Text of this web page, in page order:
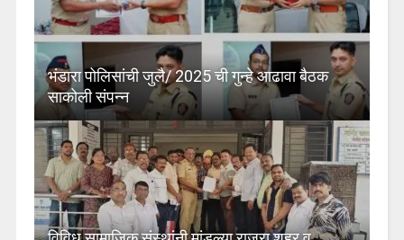
भंडारा पोलिसांची जुलै/ 2025 ची गुन्हे आढावा बैठक
साकोली संपन्न